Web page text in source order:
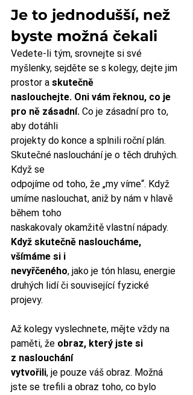
Je to jednodušší, než
byste možná čekali
Vedete-li tým, srovnejte si své
myšlenky, sejděte se s kolegy, dejte jim
prostor a skutečně
naslouchejte. Oni vám řeknou, co je
pro ně zásadní. Co je zásadní pro to,
aby dotáhli
projekty do konce a splnili roční plán.
Skutečné naslouchání je o těch druhých.
Když se
odpojíme od toho, že „my víme“. Když
umíme naslouchat, aniž by nám v hlavě
během toho
naskakovaly okamžitě vlastní nápady.
Když skutečně nasloucháme,
všímáme si i
nevyřčeného, jako je tón hlasu, energie
druhých lidí či související fyzické
projevy.
Až kolegy vyslechnete, mějte vždy na
paměti, že obraz, který jste si
z naslouchání
vytvořili, je pouze váš obraz. Možná
jste se trefili a obraz toho, co bylo